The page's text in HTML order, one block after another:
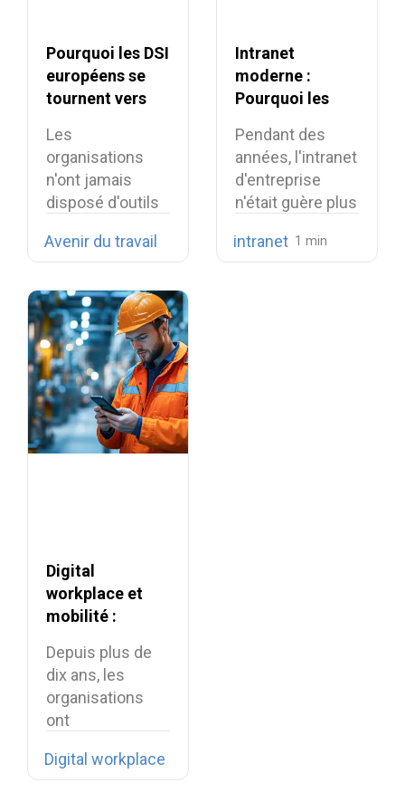
Pourquoi les DSI
européens se
tournent vers
2026 ?
Les
organisations
n'ont jamais
disposé d'outils
aussi
elles n’ont…
Avenir du travail
Intranet
moderne :
Pourquoi les
doivent
repenser leur
intranet en 2026
Pendant des
années, l'intranet
d'entreprise
n'était guère plus
armoire
intranet
Digital
workplace et
mobilité :
connecter les
collaborateurs
terrain ?
Depuis plus de
dix ans, les
organisations
ont
transformé leur
Digital workplace